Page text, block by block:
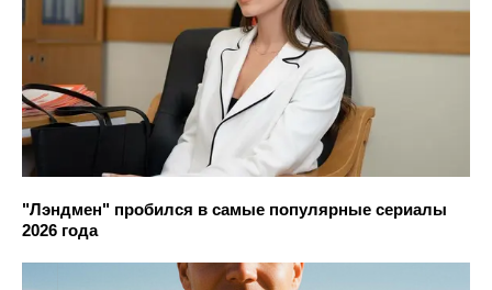
"Лэндмен" пробился в самые популярные сериалы
2026 года